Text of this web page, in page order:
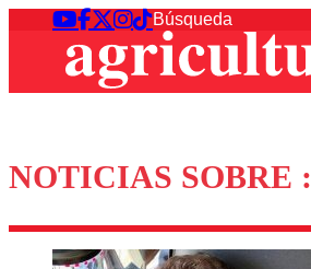
NOTICIAS SOBRE :